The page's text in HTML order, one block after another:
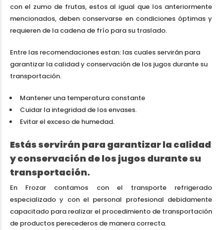
con el zumo de frutas, estos al igual que los anteriormente
mencionados, deben conservarse en condiciones óptimas y
requieren de la cadena de frío para su traslado.
Entre las recomendaciones estan: las cuales servirán para
garantizar la calidad y conservación de los jugos durante su
transportación.
Mantener una temperatura constante
Cuidar la integridad de los envases.
Evitar el exceso de humedad.
Estás servirán para garantizar la calidad
y conservación de los jugos durante su
transportación.
En Frozar contamos con el transporte refrigerado
especializado y con el personal profesional debidamente
capacitado para realizar el procedimiento de transportación
de productos perecederos de manera correcta.